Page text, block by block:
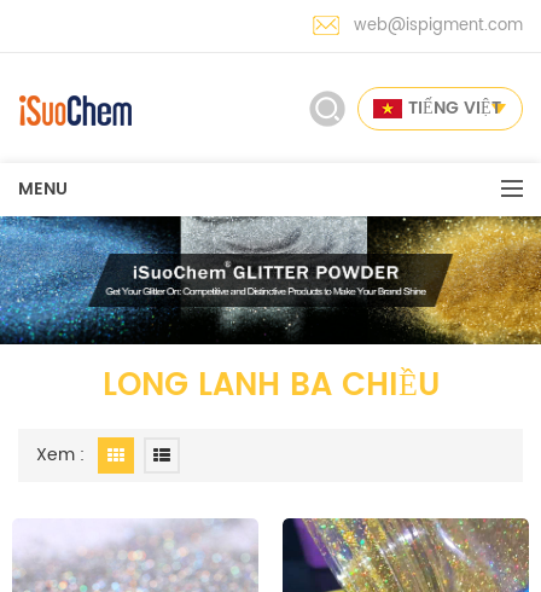
web@ispigment.com
TIẾNG VIỆT
MENU
LONG LANH BA CHIỀU
Xem :